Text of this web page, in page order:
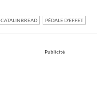
CATALINBREAD PÉDALE D'EFFET
Publicité